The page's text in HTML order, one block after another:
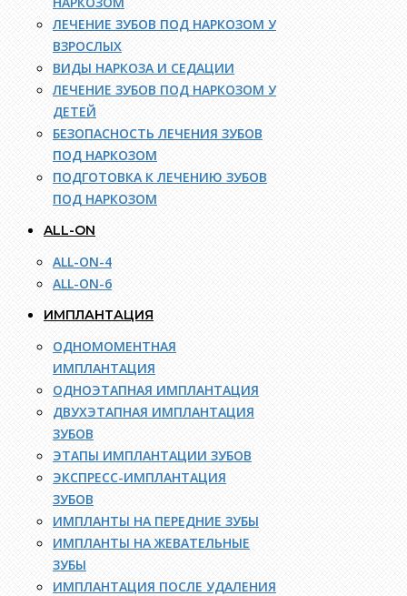
ЛЕЧЕНИЕ ЗУБОВ ПОД НАРКОЗОМ У
ВЗРОСЛЫХ
ВИДЫ НАРКОЗА И СЕДАЦИИ
ЛЕЧЕНИЕ ЗУБОВ ПОД НАРКОЗОМ У
ДЕТЕЙ
БЕЗОПАСНОСТЬ ЛЕЧЕНИЯ ЗУБОВ
ПОД НАРКОЗОМ
ПОДГОТОВКА К ЛЕЧЕНИЮ ЗУБОВ
ПОД НАРКОЗОМ
ALL-ON
ALL-ON-4
ALL-ON-6
ИМПЛАНТАЦИЯ
ОДНОМОМЕНТНАЯ
ИМПЛАНТАЦИЯ
ОДНОЭТАПНАЯ ИМПЛАНТАЦИЯ
ДВУХЭТАПНАЯ ИМПЛАНТАЦИЯ
ЗУБОВ
ЭТАПЫ ИМПЛАНТАЦИИ ЗУБОВ
ЭКСПРЕСС-ИМПЛАНТАЦИЯ
ЗУБОВ
ИМПЛАНТЫ НА ПЕРЕДНИЕ ЗУБЫ
ИМПЛАНТЫ НА ЖЕВАТЕЛЬНЫЕ
ЗУБЫ
ИМПЛАНТАЦИЯ ПОСЛЕ УДАЛЕНИЯ